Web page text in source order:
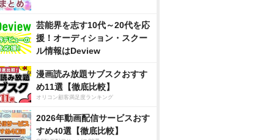
芸能界を志す10代～20代を応
援！オーディション・スクー
ル情報はDeview
漫画読み放題サブスクおすす
め11選【徹底比較】
オリコン顧客満足度ランキング
2026年動画配信サービスおす
すめ40選【徹底比較】